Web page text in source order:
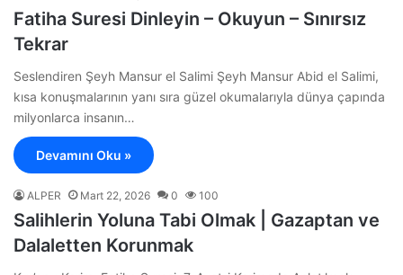
Fatiha Suresi Dinleyin – Okuyun – Sınırsız
Tekrar
Seslendiren Şeyh Mansur el Salimi Şeyh Mansur Abid el Salimi,
kısa konuşmalarının yanı sıra güzel okumalarıyla dünya çapında
milyonlarca insanın…
Devamını Oku »
ALPER Mart 22, 2026 0 100
Salihlerin Yoluna Tabi Olmak | Gazaptan ve
Dalaletten Korunmak